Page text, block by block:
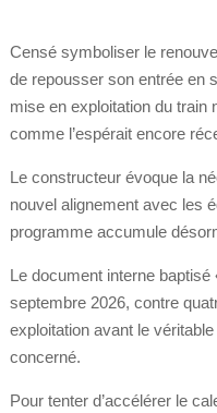
Censé symboliser le
de repousser son entrée en
mise en exploitation du train
comme l’espérait encore
Le constructeur évoque la
nouvel alignement avec les
programme accumule
Le document interne
septembre 2026, contre
exploitation avant le
concerné.
Pour tenter d’accélérer le